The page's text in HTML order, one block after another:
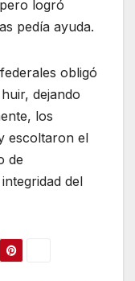
logró
pedía ayuda.
obligó
dejando
los
escoltaron el
de
del